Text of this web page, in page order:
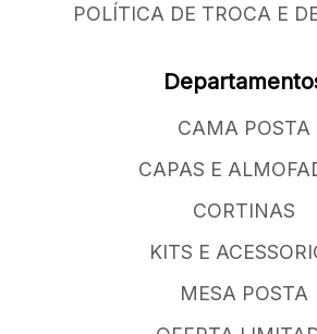
POLÍTICA DE TROCA E
CAMA POSTA
CAPAS E
CORTINAS
KITS E
MESA POSTA